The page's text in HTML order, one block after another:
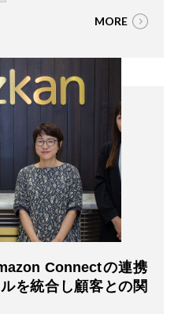
MORE
Connectの連携
を統合し顧客との関